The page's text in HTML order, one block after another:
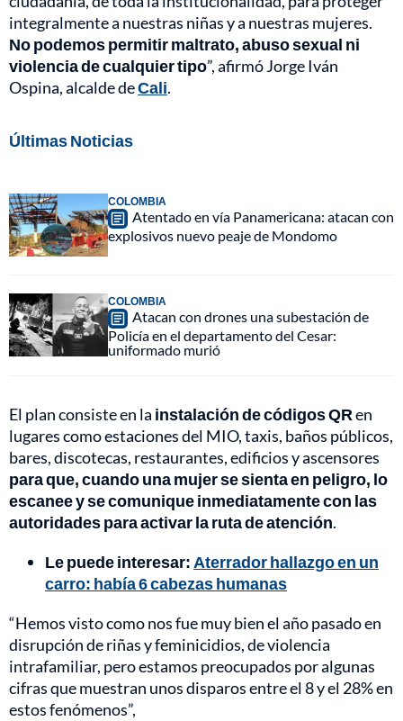
integralmente a nuestras niñas y a nuestras mujeres.
No podemos permitir maltrato, abuso sexual ni
violencia de cualquier tipo”, afirmó Jorge Iván
Ospina, alcalde deCali.
Últimas Noticias
COLOMBIA
Atentado en vía Panamericana: atacan con
explosivos nuevo peaje de Mondomo
COLOMBIA
Atacan con drones una subestación de
Policía en el departamento del Cesar:
uniformado murió
El plan consiste en la instalación de códigos QRen
lugares como estaciones del MIO, taxis, baños públicos,
bares, discotecas, restaurantes, edificios y ascensores
para que, cuando una mujer se sienta en peligro, lo
escanee y se comunique inmediatamente con las
autoridades para activar la ruta de atención.
Le puede interesar: Aterrador hallazgo en un
carro: había 6 cabezas humanas
“Hemos visto como nos fue muy bien el año pasado en
disrupción de riñas y feminicidios, de violencia
intrafamiliar, pero estamos preocupados por algunas
cifras que muestran unos disparos entre el 8 y el 28% en
estos fenómenos”,